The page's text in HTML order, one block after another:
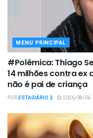
MENU PRINCIPAL
#Polêmica: Thiago
14 milhões contra ex
não é pai de criança
PORESTAGIÁRIO 2 2026/08/06